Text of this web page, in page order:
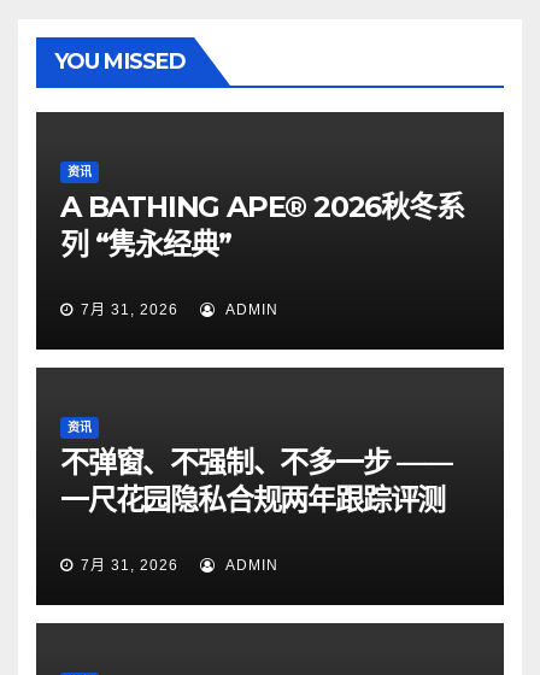
YOU MISSED
资讯
A BATHING APE® 2026秋冬系
列 “隽永经典”
7月 31, 2026 ADMIN
资讯
不弹窗、不强制、不多一步 ——
一尺花园隐私合规两年跟踪评测
7月 31, 2026 ADMIN